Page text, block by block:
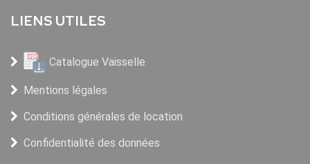
LIENS UTILES
Catalogue Vaisselle
Mentions légales
Conditions générales de location
Confidentialité des données